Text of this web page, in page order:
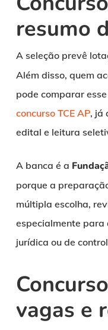
resumo
A seleção prevê
Além disso, quem
pode comparar
concurso TCE AP, já
edital e leitura
A banca é a
porque a
múltipla escolha,
especialmente
jurídica ou de
vagas e